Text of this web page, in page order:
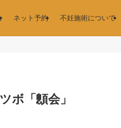
ネット予約 不妊施術について
ボ「顖会」